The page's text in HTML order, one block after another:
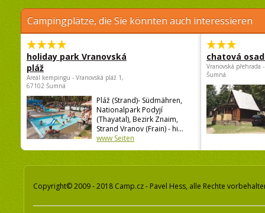
Campingplätze, die Sie könnten auch interessieren
holiday park Vranovská
pláž
Areál kempingu - Vranovská pláž 1,
67102 Šumná
Pláž (Strand)- Südmähren,
Nationalpark Podyjí
(Thayatal), Bezirk Znaim,
Strand Vranov (Frain) - hi...
www Seiten
chatová
Vranovská přehrada
Šumná
Copyright© 2009 - 2018 Camp.cz - Pavel Hess, alle Rechte